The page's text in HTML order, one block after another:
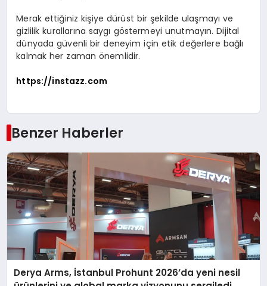
Merak ettiğiniz kişiye dürüst bir şekilde ulaşmayı ve
gizlilik kurallarına saygı göstermeyi unutmayın. Dijital
dünyada güvenli bir deneyim için etik değerlere bağlı
kalmak her zaman önemlidir.
https://instazz.com
Benzer Haberler
Derya Arms, İstanbul Prohunt 2026’da yeni nesil